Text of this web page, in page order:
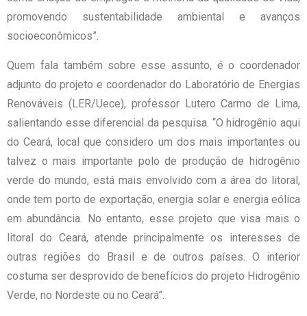
promovendo sustentabilidade ambiental e avanços
socioeconômicos”.
Quem fala também sobre esse assunto, é o coordenador
adjunto do projeto e coordenador do Laboratório de Energias
Renováveis (LER/Uece), professor Lutero Carmo de Lima,
salientando esse diferencial da pesquisa. “O hidrogênio aqui
do Ceará, local que considero um dos mais importantes ou
talvez o mais importante polo de produção de hidrogênio
verde do mundo, está mais envolvido com a área do litoral,
onde tem porto de exportação, energia solar e energia eólica
em abundância. No entanto, esse projeto que visa mais o
litoral do Ceará, atende principalmente os interesses de
outras regiões do Brasil e de outros países. O interior
costuma ser desprovido de benefícios do projeto Hidrogênio
Verde, no Nordeste ou no Ceará”.